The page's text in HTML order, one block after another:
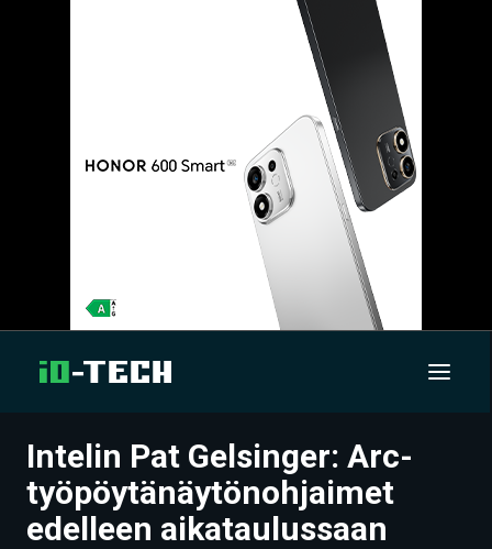
UUTISET
ARTIKKELIT
Intelin Pat Gelsinger: Arc-
työpöytänäytönohjaimet
edelleen aikataulussaan